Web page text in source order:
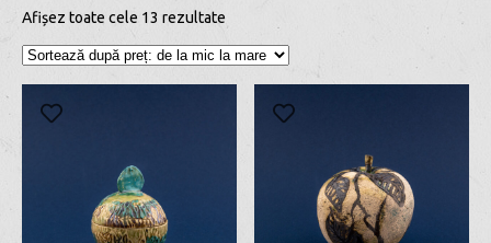
Afișez toate cele 13 rezultate